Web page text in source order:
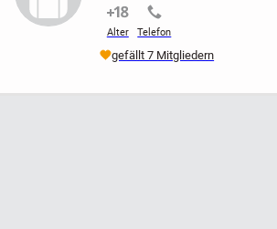
Alter
nicht verifiziert
Telefon
nicht verifiziert
gefällt 7 Mitgliedern